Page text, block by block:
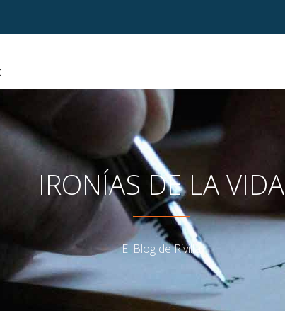
IRONÍAS DE LA VIDA
El Blog de Rivilla